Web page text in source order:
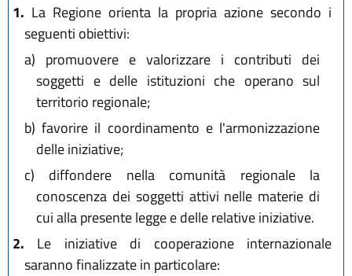
1. La Regione orienta la propria azione secondo i
seguenti obiettivi:
a) promuovere e valorizzare i contributi dei
soggetti e delle istituzioni che operano sul
territorio regionale;
b) favorire il coordinamento e l'armonizzazione
delle iniziative;
c) diffondere nella comunità regionale la
conoscenza dei soggetti attivi nelle materie di
cui alla presente legge e delle relative iniziative.
2. Le iniziative di cooperazione internazionale
saranno finalizzate in particolare: